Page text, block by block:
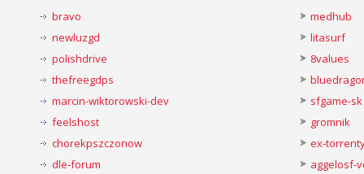
bravo
newluzgd
polishdrive
thefreegdps
marcin-wiktorowski-dev
feelshost
chorekpszczonow
dle-forum
medhub
litasurf
8values
sfgame-sk
gromnik
ex-
aggelosf-